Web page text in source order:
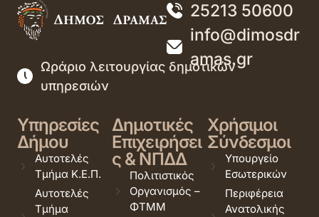
25213 50600
info@dimosdr
amas.gr
Ωράριο λειτουργίας δημοτικών
υπηρεσιών
Υπηρεσίες
Δήμου
Αυτοτελές
Τμήμα Κ.Ε.Π.
Αυτοτελές
Τμήμα
Δημοτικές
Επιχειρήσει
ς & ΝΠΔΔ
Πολιτιστικός
Οργανισμός –
ΦΤΜΜ
Χρήσιμοι
Σύνδεσμοι
Υπουργείο
Εσωτερικών
Περιφέρεια
Ανατολικής